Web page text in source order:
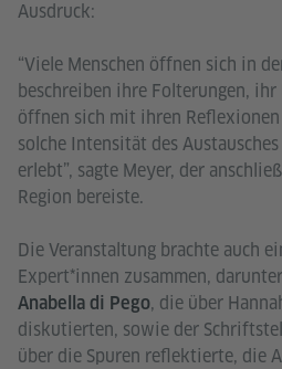
Ausdruck:
“Viele Menschen öffnen sich in
beschreiben ihre Folterungen, ihr
öffnen sich mit ihren
solche Intensität des
erlebt”, sagte Meyer, der
Region bereiste.
Die Veranstaltung brachte auch
Expert*innen zusammen, darunter
Anabella di Pego, die über
diskutierten, sowie der
über die Spuren reflektierte, die